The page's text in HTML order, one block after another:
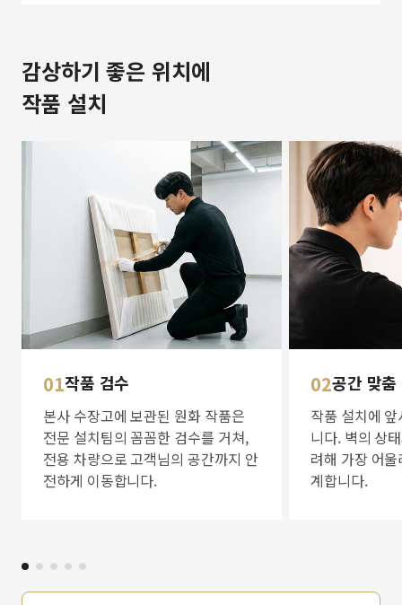
감상하기 좋은 위치에
작품 설치
01작품 검수
본사 수장고에 보관된 원화 작품은
전문 설치팀의 꼼꼼한 검수를 거쳐,
전용 차량으로 고객님의 공간까지 안
전하게 이동합니다.
02공간 맞
작품 설치에
니다. 벽의 상
려해 가장 어
계합니다.